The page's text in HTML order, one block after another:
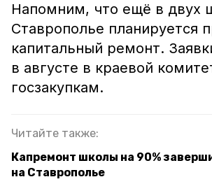
Напомним, что ещё в двух
Ставрополье планируется
капитальный ремонт.
в августе в краевой
госзакупкам.
Читайте также:
Капремонт школы на 90%
на Ставрополье